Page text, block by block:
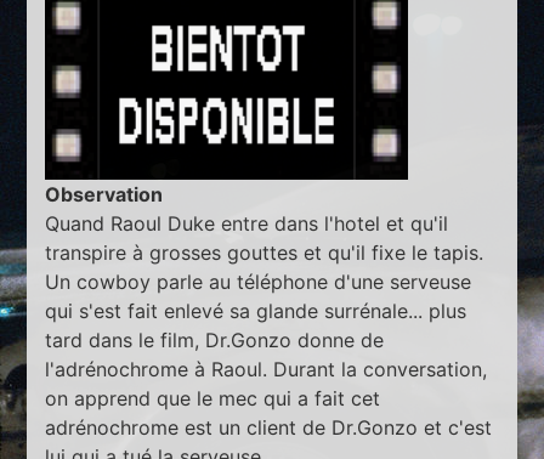
Observation
Quand Raoul Duke entre dans l'hotel et qu'il
transpire à grosses gouttes et qu'il fixe le tapis.
Un cowboy parle au téléphone d'une serveuse
qui s'est fait enlevé sa glande surrénale... plus
tard dans le film, Dr.Gonzo donne de
l'adrénochrome à Raoul. Durant la conversation,
on apprend que le mec qui a fait cet
adrénochrome est un client de Dr.Gonzo et c'est